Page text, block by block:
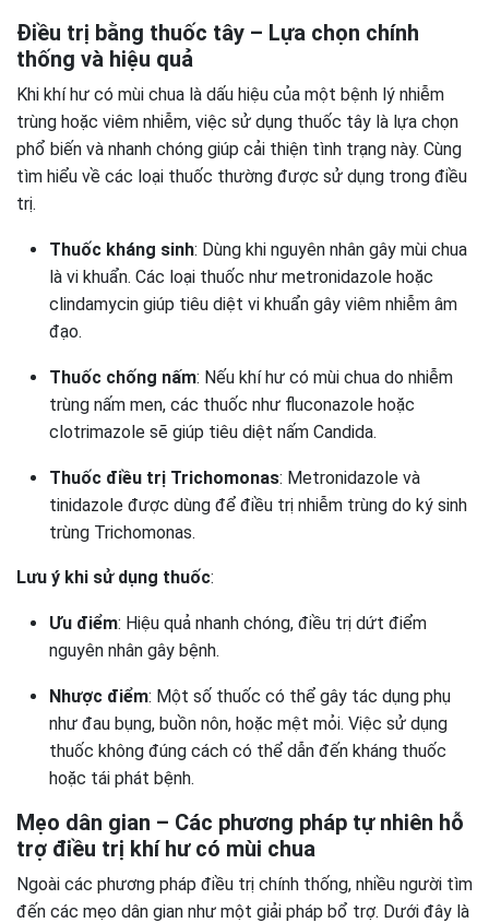
Điều trị bằng thuốc tây – Lựa chọn chính
thống và hiệu quả
Khi khí hư có mùi chua là dấu hiệu của một bệnh lý nhiễm
trùng hoặc viêm nhiễm, việc sử dụng thuốc tây là lựa chọn
phổ biến và nhanh chóng giúp cải thiện tình trạng này. Cùng
tìm hiểu về các loại thuốc thường được sử dụng trong điều
trị.
Thuốc kháng sinh: Dùng khi nguyên nhân gây mùi chua
là vi khuẩn. Các loại thuốc như metronidazole hoặc
clindamycin giúp tiêu diệt vi khuẩn gây viêm nhiễm âm
đạo.
Thuốc chống nấm: Nếu khí hư có mùi chua do nhiễm
trùng nấm men, các thuốc như fluconazole hoặc
clotrimazole sẽ giúp tiêu diệt nấm Candida.
Thuốc điều trị Trichomonas: Metronidazole và
tinidazole được dùng để điều trị nhiễm trùng do ký sinh
trùng Trichomonas.
Lưu ý khi sử dụng thuốc:
Ưu điểm: Hiệu quả nhanh chóng, điều trị dứt điểm
nguyên nhân gây bệnh.
Nhược điểm: Một số thuốc có thể gây tác dụng phụ
như đau bụng, buồn nôn, hoặc mệt mỏi. Việc sử dụng
thuốc không đúng cách có thể dẫn đến kháng thuốc
hoặc tái phát bệnh.
Mẹo dân gian – Các phương pháp tự nhiên hỗ
trợ điều trị khí hư có mùi chua
Ngoài các phương pháp điều trị chính thống, nhiều người tìm
đến các mẹo dân gian như một giải pháp bổ trợ. Dưới đây là